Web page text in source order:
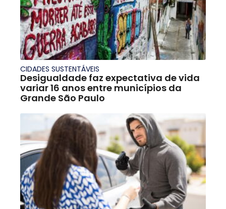
CIDADES SUSTENTÁVEIS
Desigualdade faz expectativa de vida
variar 16 anos entre municípios da
Grande São Paulo